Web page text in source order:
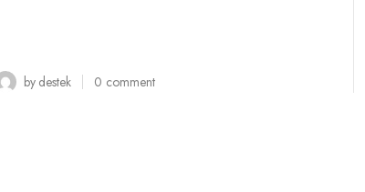
by destek 0 comment